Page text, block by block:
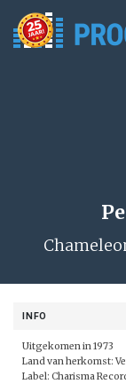
INFO
Uitgekomen in 1973
Land van herkomst:
Label: Charisma